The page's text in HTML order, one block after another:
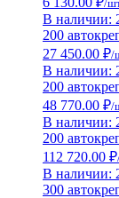
/
В наличии:
200
27 450.00 ₽/
В наличии:
200
48 770.00 ₽/
В наличии:
200
112 720.00 ₽
В наличии:
300